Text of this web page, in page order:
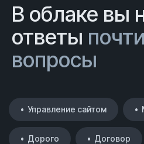
В облаке вы
ответы
вопросы
• Управление сайтом •
• Дорого • Договор